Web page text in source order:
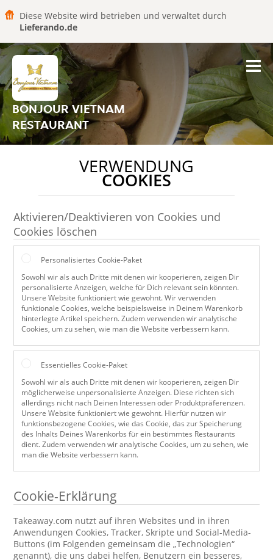
Diese Website wird betrieben und verwaltet durch
Lieferando.de
BONJOUR VIETNAM
RESTAURANT
VERWENDUNG
COOKIES
Aktivieren/Deaktivieren von Cookies und
Cookies löschen
Personalisiertes Cookie-Paket
Sowohl wir als auch Dritte mit denen wir kooperieren, zeigen Dir
personalisierte Anzeigen, welche für Dich relevant sein könnten.
Unsere Website funktioniert wie gewohnt. Wir verwenden
funktionale Cookies, welche beispielsweise in Deinem Warenkorb
hinterlegte Artikel speichern. Zudem verwenden wir analytische
Cookies, um zu sehen, wie man die Website verbessern kann.
Essentielles Cookie-Paket
Sowohl wir als auch Dritte mit denen wir kooperieren, zeigen Dir
möglicherweise unpersonalisierte Anzeigen. Diese richten sich
allerdings nicht nach Deinen Interessen oder Produktpräferenzen.
Unsere Website funktioniert wie gewohnt. Hierfür nutzen wir
funktionsbezogene Cookies, wie das Cookie, das zur Speicherung
des Inhalts Deines Warenkorbs für ein bestimmtes Restaurants
dient. Zudem verwenden wir analytische Cookies, um zu sehen, wie
man die Website verbessern kann.
Cookie-Erklärung
Takeaway.com nutzt auf ihren Websites und in ihren
Anwendungen Cookies, Tracker, Skripte und Social-Media-
Buttons (im Folgenden gemeinsam die „Technologien“
genannt), die uns dabei helfen, Benutzern ein besseres,